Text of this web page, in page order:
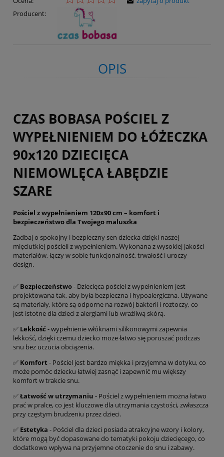
Producent:
OPIS
CZAS BOBASA POŚCIEL Z
WYPEŁNIENIEM DO ŁÓŻECZKA
90x120 DZIECIĘCA
NIEMOWLĘCA ŁABĘDZIE
SZARE
Pościel z wypełnieniem 120x90 cm – komfort i
bezpieczeństwo dla Twojego maluszka
Zadbaj o spokojny i bezpieczny sen dziecka dzięki naszej
mięciutkiej pościeli z wypełnieniem. Wykonana z wysokiej jakości
materiałów, łączy w sobie funkcjonalność, trwałość i uroczy
design.
✅ Bezpieczeństwo- Dziecięca pościel z wypełnieniem jest
projektowana tak, aby była bezpieczna i hypoalergiczna. Używane
są materiały, które są odporne na rozwój bakterii i roztoczy, co
jest istotne dla dzieci z alergiami lub wrażliwą skórą.
✅ Lekkość - wypełnienie włóknami silikonowymi zapewnia
lekkość, dzięki czemu dziecko może łatwo się poruszać podczas
snu bez uczucia obciążenia.
✅ Komfort - Pościel jest bardzo miękka i przyjemna w dotyku, co
może pomóc dziecku łatwiej zasnąć i zapewnić mu większy
komfort w trakcie snu.
✅Łatwość w utrzymaniu - Pościel z wypełnieniem można łatwo
prać w pralce, co jest kluczowe dla utrzymania czystości, zwłaszcza
przy częstym brudzeniu przez dzieci.
✅ Estetyka - Pościel dla dzieci posiada atrakcyjne wzory i kolory,
które mogą być dopasowane do tematyki pokoju dziecięcego, co
dodatkowo wpływa na przyjemne otoczenie do snu i zabawy.